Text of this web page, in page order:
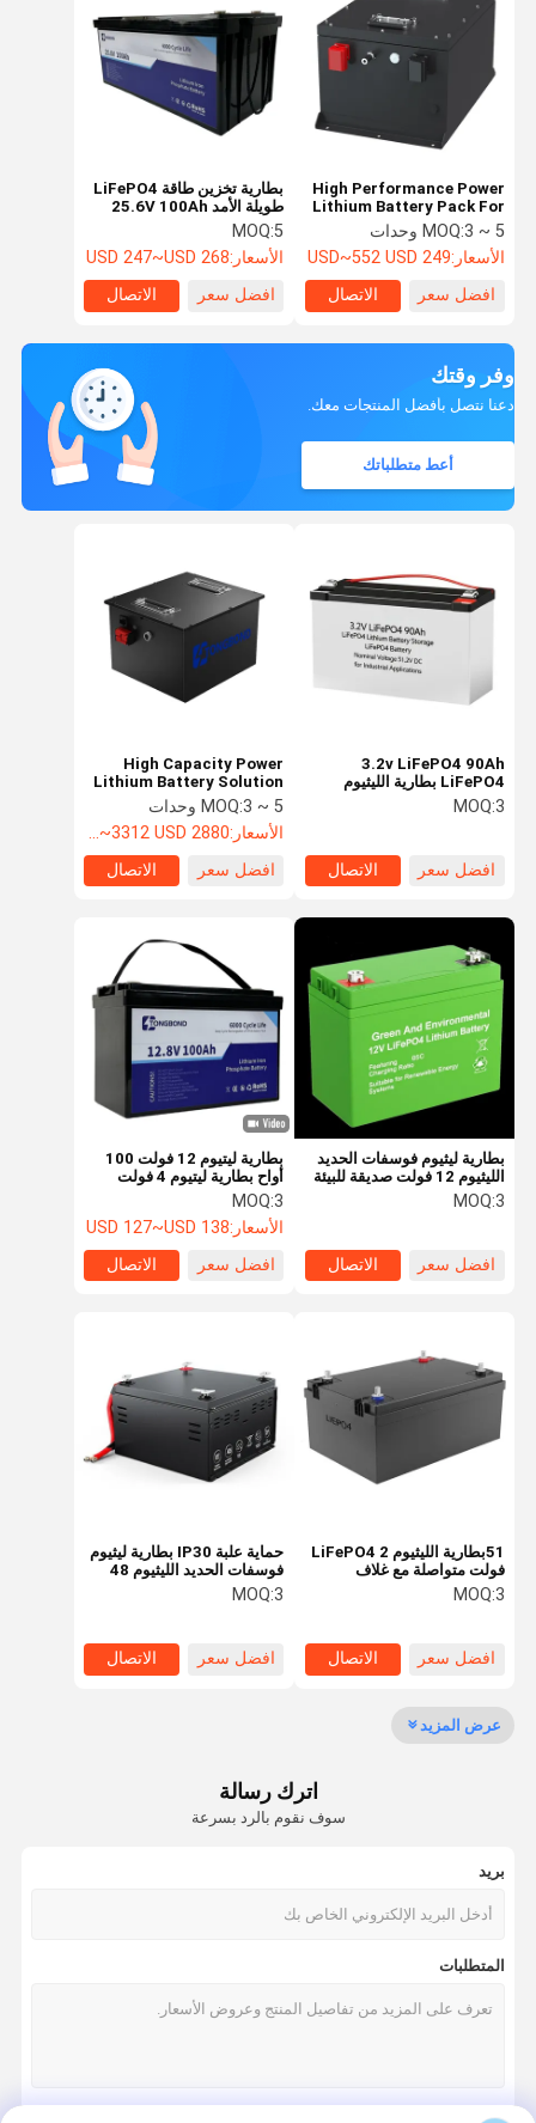
مراقبة الجودة اتصل بنا القضايا
بطارية ليثيوم LifePO4
نظام تخزين الطاقة الشمسية
بطارية تخزين طاقة LiFePO4
طويلة الأمد 25.6V 100Ah
نظام طاقة عالي الكفاءة
MOQ:5
الأسعار:USD 247~USD 268
افضل سعر
الاتصال
High Performance Power
Lithium Battery Pack For
Electric 4-Wheeler
Vehicles
MOQ:3 ~ 5 وحدات
الأسعار:249 USD~552 USD
افضل سعر
الاتصال
وفر وقتك
دعنا نتصل بأفضل المنتجات معك.
أعط متطلباتك
3.2v LiFePO4 90Ah
LiFePO4 بطارية الليثيوم
تخزين الطاقة بطارية
MOQ:3
افضل سعر الاتصال
High Capacity Power
Lithium Battery Solution
For Golf Carts And Patrol
Cars
MOQ:3 ~ 5 وحدات
الأسعار:2880 USD~3312 USD
افضل سعر
الاتصال
بطارية ليثيوم فوسفات الحديد
الليثيوم 12 فولت صديقة للبيئة
والخضراء تتميز بنسبة شحن
05C مناسبة لأنظمة الطاقة
MOQ:3
افضل سعر الاتصال
بطارية ليتيوم 12 فولت 100
أواح بطارية ليتيوم 4 فولت
فولت بطارية ليتيوم 4 فولت
بطارية ليتيوم 4 فولت بطارية
فولت بطارية ليتيوم 4 فولت
MOQ:3
الأسعار:USD 127~USD 138
افضل سعر
الاتصال
51بطارية الليثيوم LiFePO4 2
فولت متواصلة مع غلاف
IP30 مناسبة لأنظمة الطاقة
MOQ:3
افضل سعر الاتصال
حماية علبة IP30 بطارية ليثيوم
فوسفات الحديد الليثيوم 48
فولت تيار مستمر طاقة
MOQ:3
افضل سعر الاتصال
عرض المزيد
اترك رسالة
سوف نقوم بالرد بسرعة
بريد
المتطلبات